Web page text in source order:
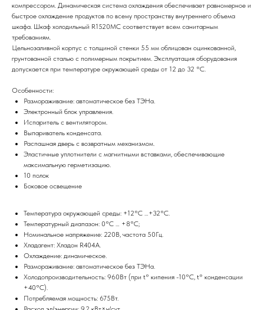
компрессором. Динамическая система охлаждения обеспечивает равномерное и
быстрое охлаждение продуктов по всему пространству внутреннего объема
шкафа. Шкаф холодильный R1520MС соответствует всем санитарным
требованиям.
Цельнозаливной корпус с толщиной стенки 55 мм облицован оцинкованной,
грунтованной сталью с полимерным покрытием. Эксплуатация оборудования
допускается при температуре окружающей среды от 12 до 32 °C.
Особенности:
Размораживание: автоматическое без ТЭНа.
Электронный блок управления.
Испаритель с вентилятором.
Выпариватель конденсата.
Распашная дверь с возвратным механизмом.
Эластичные уплотнители с магнитными вставками, обеспечивающие
максимальную герметизацию.
10 полок
Боковое освещение
Температура окружающей среды: +12°С …+32°С.
Температурный диапазон: 0°С … +8°С;
Номинальное напряжение: 220В, частота 50Гц.
Хладагент: Хладон R404А.
Охлаждение: динамическое.
Размораживание: автоматическое без ТЭНа.
Холодопроизводительность: 960Вт (при t° кипения -10°С, t° конденсации
+40°С).
Потребляемая мощность: 675Вт.